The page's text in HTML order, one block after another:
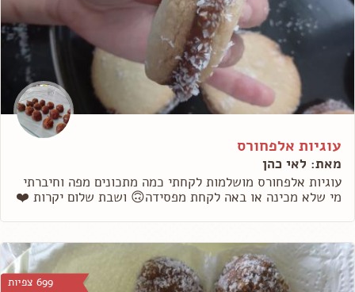
עוגיות אלפחורס
מאת: לאי כהן
עוגיות אלפחורס מושלמות לקחתי כמה מתכונים מפה וחיברתי
מי שלא מכינה או באה לקחת מפסידה🙃 ושבת שלום יקרות ❤️
699 צפיות